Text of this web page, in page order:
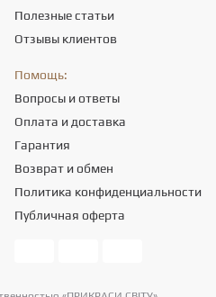
Полезные статьи
Отзывы клиентов
Помощь:
Вопросы и ответы
Оплата и доставка
Гарантия
Возврат и обмен
Политика конфиденциальности
Публичная оферта